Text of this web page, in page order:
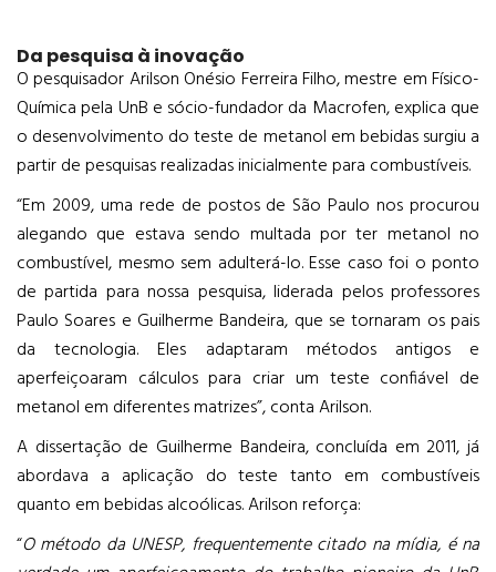
Da pesquisa à inovação
O pesquisador Arilson Onésio Ferreira Filho, mestre em Físico-
Química pela UnB e sócio-fundador da Macrofen, explica que
o desenvolvimento do teste de metanol em bebidas surgiu a
partir de pesquisas realizadas inicialmente para combustíveis.
“Em 2009, uma rede de postos de São Paulo nos procurou
alegando que estava sendo multada por ter metanol no
combustível, mesmo sem adulterá-lo. Esse caso foi o ponto
de partida para nossa pesquisa, liderada pelos professores
Paulo Soares e Guilherme Bandeira, que se tornaram os pais
da tecnologia. Eles adaptaram métodos antigos e
aperfeiçoaram cálculos para criar um teste confiável de
metanol em diferentes matrizes”, conta Arilson.
A dissertação de Guilherme Bandeira, concluída em 2011, já
abordava a aplicação do teste tanto em combustíveis
quanto em bebidas alcoólicas. Arilson reforça:
“O método da UNESP, frequentemente citado na mídia, é na